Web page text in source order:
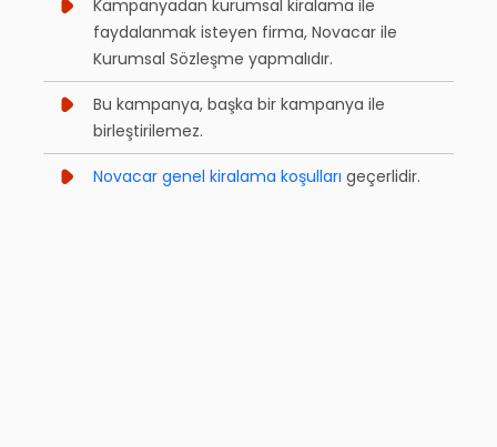
Kampanyadan kurumsal kiralama ile
faydalanmak isteyen firma, Novacar ile
Kurumsal Sözleşme yapmalıdır.
Bu kampanya, başka bir kampanya ile
birleştirilemez.
Novacar genel kiralama koşulları geçerlidir.